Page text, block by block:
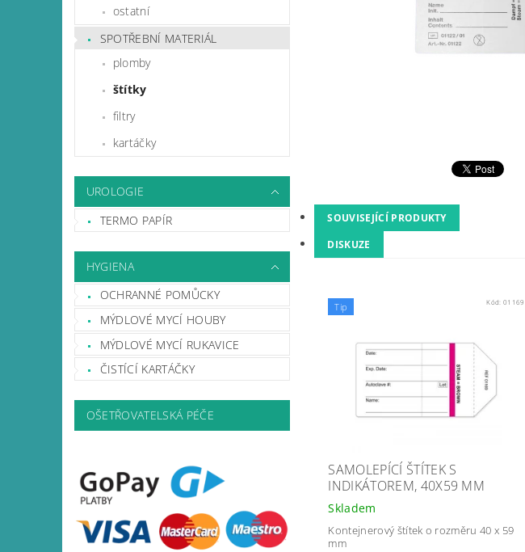
ostatní
SPOTŘEBNÍ MATERIÁL
plomby
štítky
filtry
kartáčky
UROLOGIE
TERMO PAPÍR
HYGIENA
OCHRANNÉ POMŮCKY
MÝDLOVÉ MYCÍ HOUBY
MÝDLOVÉ MYCÍ RUKAVICE
ČISTÍCÍ KARTÁČKY
OŠETŘOVATELSKÁ PÉČE
SOUVISEJÍCÍ PRODUKTY
DISKUZE
Tip Kód: 01169
SAMOLEPÍCÍ ŠTÍTEK S
INDIKÁTOREM, 40X59 MM
Skladem
Kontejnerový štítek o rozměru 40 x 59
mm